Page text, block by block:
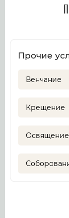
Прочие
Венчание
Крещение
Освящение